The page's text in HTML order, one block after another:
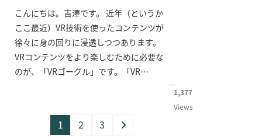
こんにちは。吉澤です。 近年（というか
ここ最近）VR技術を使ったコンテンツが
徐々に身の回りに浸透しつつあります。
VRコンテンツをより楽しむために必要な
のが、「VRゴーグル」です。「VR…
1,377
Views
1 2 3